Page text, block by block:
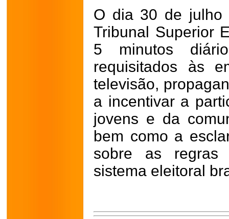
O dia 30 de julho
Tribunal Superior
5 minutos
requisitados às
televisão,
a incentivar a
jovens e da
bem como a
sobre as regras
sistema eleitoral